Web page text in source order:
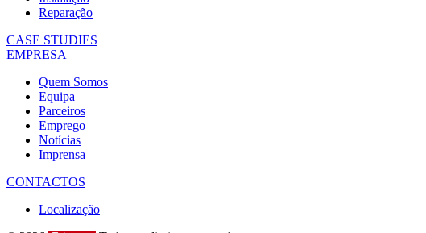
Reparação
CASE STUDIES
EMPRESA
Quem Somos
Equipa
Parceiros
Emprego
Notícias
Imprensa
CONTACTOS
Localização